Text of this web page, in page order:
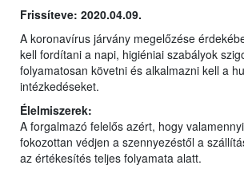
Frissíteve: 2020.04.09.
A koronavírus járvány megelőzése
kell fordítani a napi, higiéniai szabályok
folyamatosan követni és alkalmazni kell a
intézkedéseket.
Élelmiszerek:
A forgalmazó felelős azért, hogy
fokozottan védjen a szennyezéstől a
az értékesítés teljes folyamata alatt.